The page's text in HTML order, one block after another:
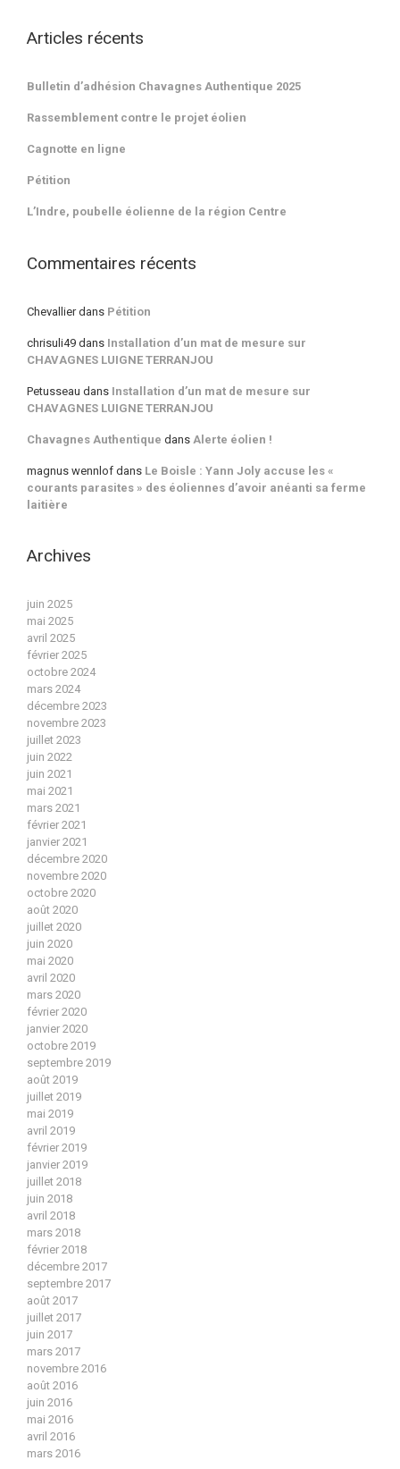
Articles récents
Bulletin d’adhésion Chavagnes Authentique 2025
Rassemblement contre le projet éolien
Cagnotte en ligne
Pétition
L’Indre, poubelle éolienne de la région Centre
Commentaires récents
Chevallierdans Pétition
chrisuli49 dans Installation d’un mat de mesure sur
CHAVAGNES LUIGNE TERRANJOU
Petusseau dans Installation d’un mat de mesure sur
CHAVAGNES LUIGNE TERRANJOU
Chavagnes Authentique dans Alerte éolien !
magnus wennlof dans Le Boisle : Yann Joly accuse les «
courants parasites » des éoliennes d’avoir anéanti sa ferme
laitière
Archives
juin 2025
mai 2025
avril 2025
février 2025
octobre 2024
mars 2024
décembre 2023
novembre 2023
juillet 2023
juin 2022
juin 2021
mai 2021
mars 2021
février 2021
janvier 2021
décembre 2020
novembre 2020
octobre 2020
août 2020
juillet 2020
juin 2020
mai 2020
avril 2020
mars 2020
février 2020
janvier 2020
octobre 2019
septembre 2019
août 2019
juillet 2019
mai 2019
avril 2019
février 2019
janvier 2019
juillet 2018
juin 2018
avril 2018
mars 2018
février 2018
décembre 2017
septembre 2017
août 2017
juillet 2017
juin 2017
mars 2017
novembre 2016
août 2016
juin 2016
mai 2016
avril 2016
mars 2016